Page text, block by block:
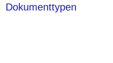
Dokumenttypen